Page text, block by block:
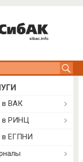
в ВАК
в РИНЦ
в ЕГПНИ